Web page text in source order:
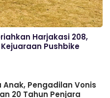
Harjakasi 208,
Pushbike
Pengadilan Vonis
20 Tahun Penjara